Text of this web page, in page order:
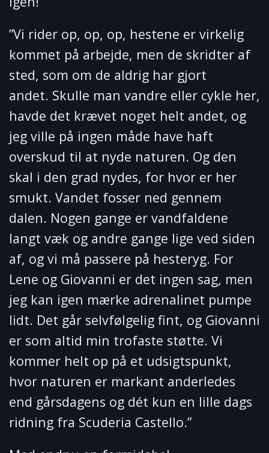
”Vi rider op, op, op, hestene er virkelig
kommet på arbejde, men de skridter af
sted, som om de aldrig har gjort
andet. Skulle man vandre eller cykle her,
havde det krævet noget helt andet, og
jeg ville på ingen måde have haft
overskud til at nyde naturen. Og den
skal i den grad nydes, for hvor er her
smukt. Vandet fosser ned gennem
dalen. Nogen gange er vandfaldene
langt væk og andre gange lige ved siden
af, og vi må passere på hesteryg. For
Lene og Giovanni er det ingen sag, men
jeg kan igen mærke adrenalinet pumpe
lidt. Det går selvfølgelig fint, og Giovanni
er som altid min trofaste støtte. Vi
kommer helt op på et udsigtspunkt,
hvor naturen er markant anderledes
end gårsdagens og dét kun en lille dags
ridning fra Scuderia Castello.”